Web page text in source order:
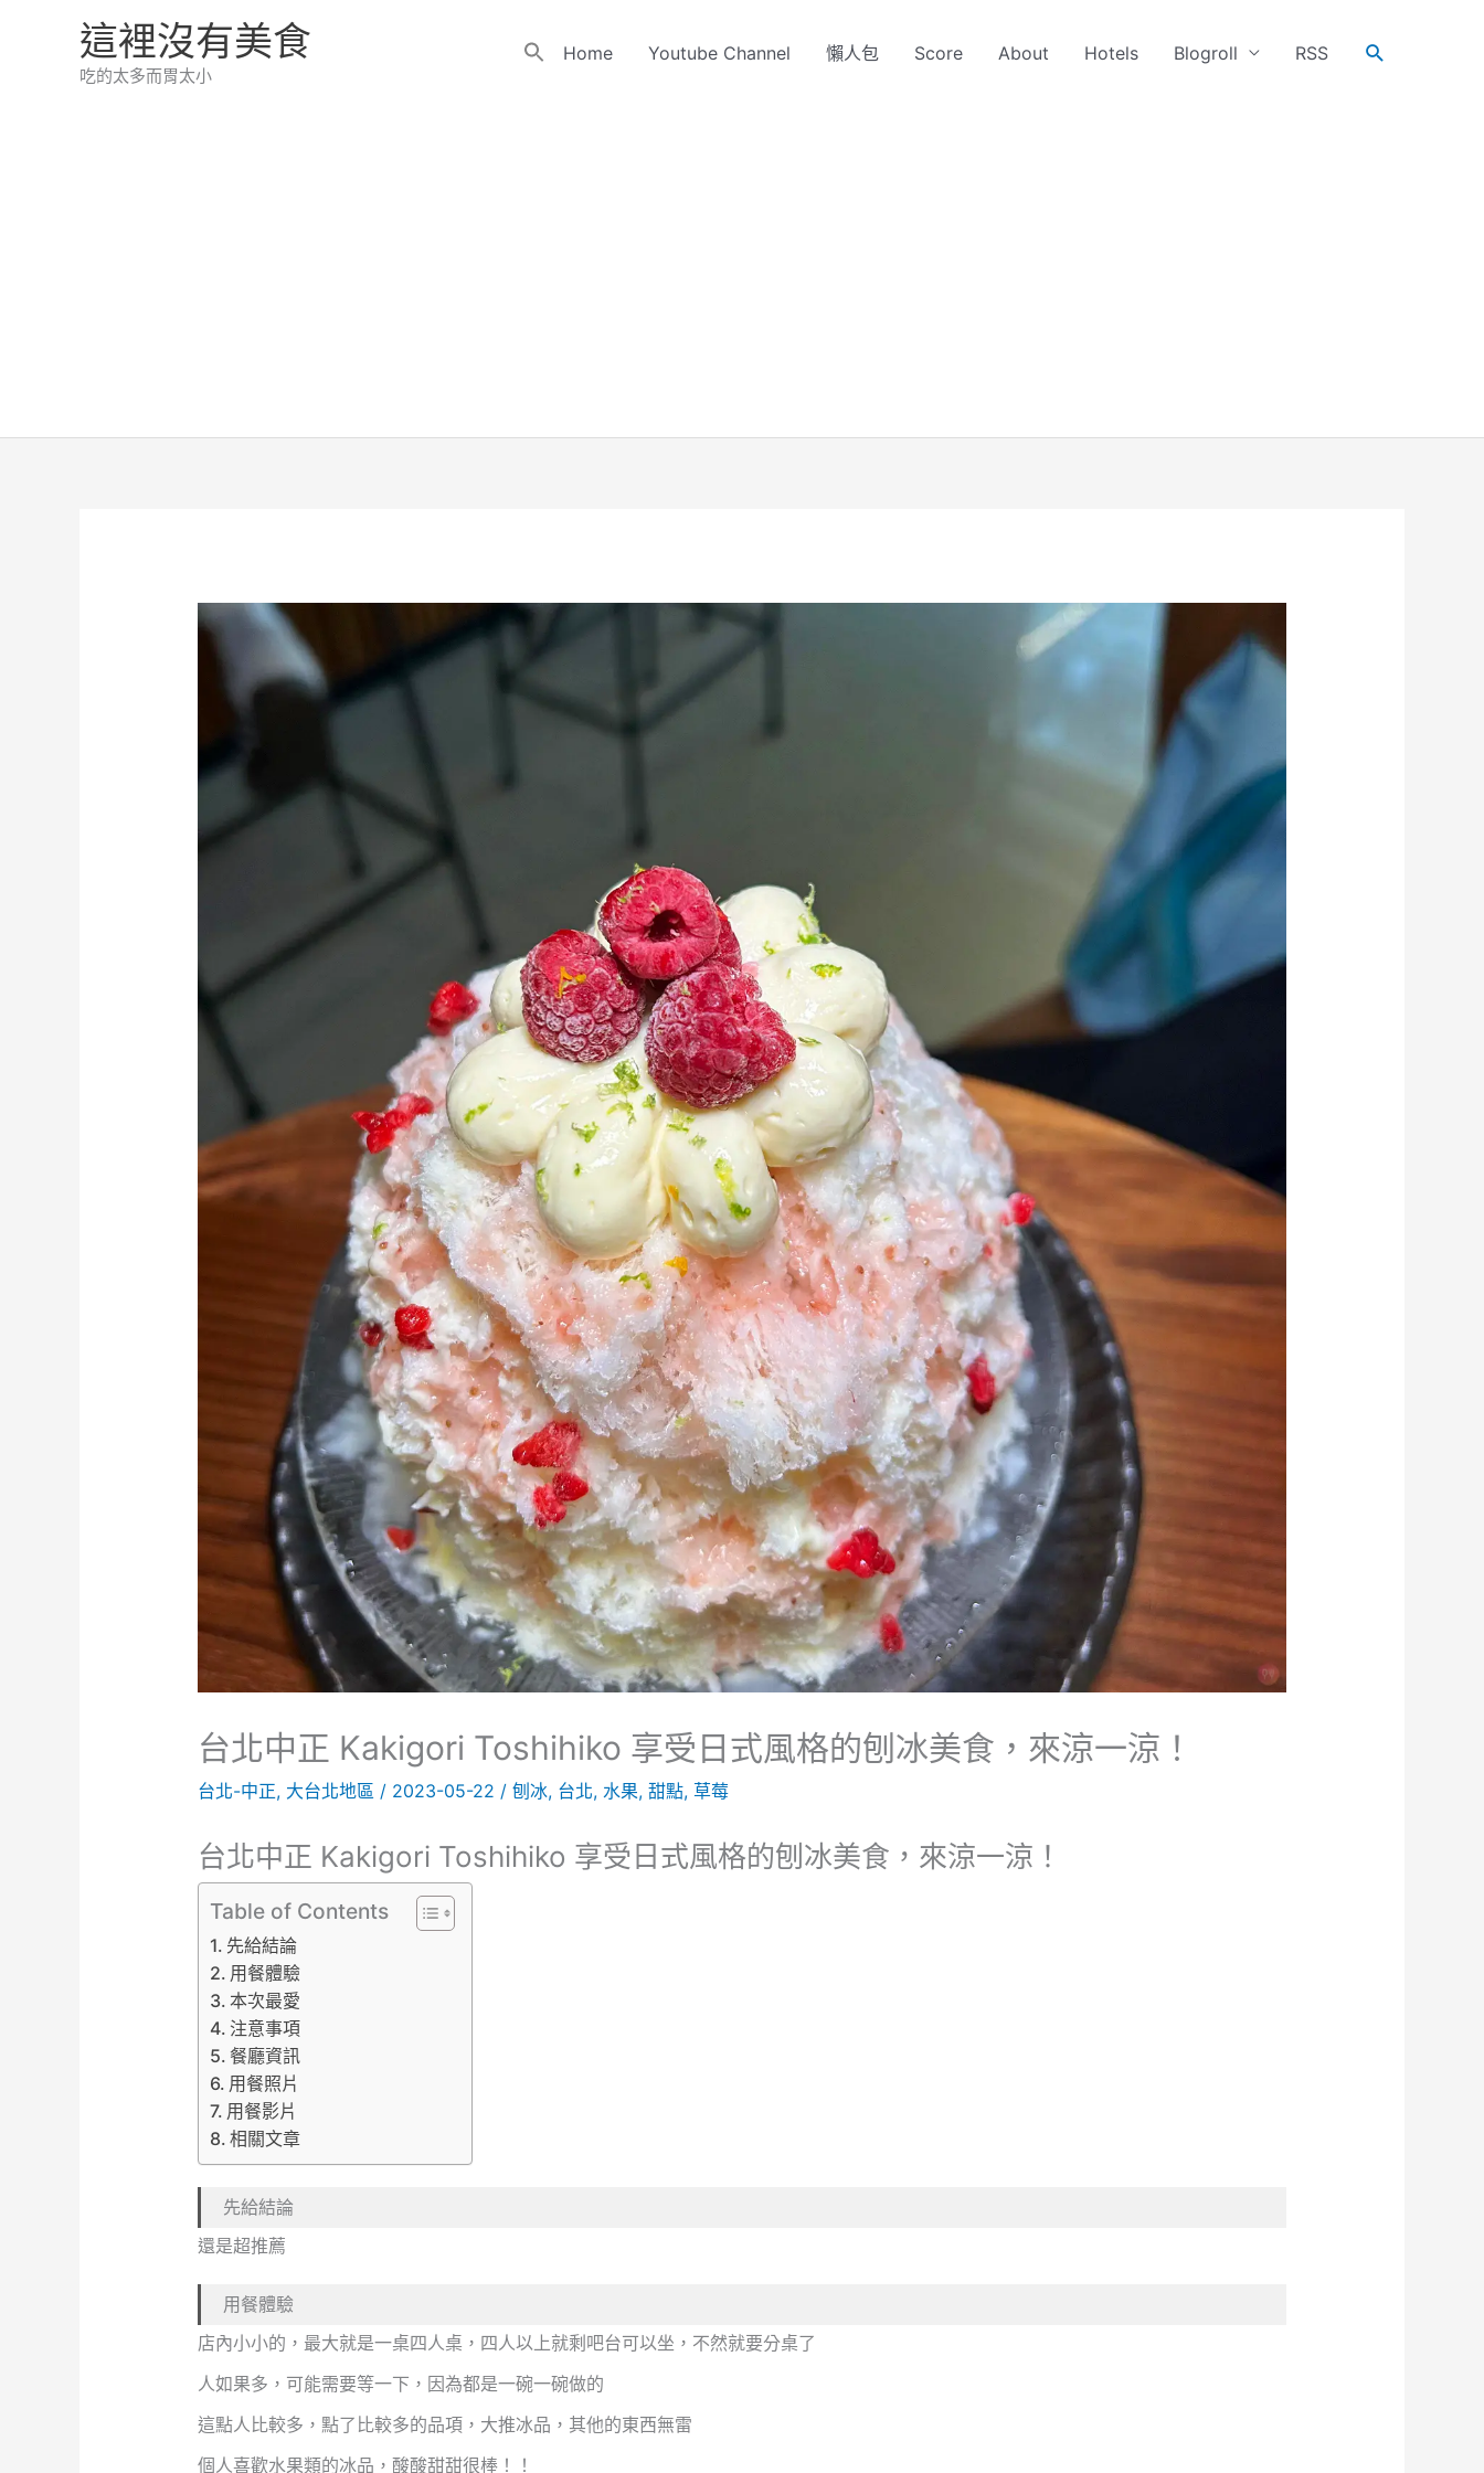
這裡沒有美食
吃的太多而胃太小
Home Youtube Channel 懶人包 Score About Hotels Blogroll RSS
搜
台北中正 Kakigori Toshihiko 享受日式風格的刨冰美食，來涼一涼！
台北-中正, 大台北地區 / 2023-05-22 / 刨冰, 台北, 水果, 甜點, 草莓
台北中正 Kakigori Toshihiko 享受日式風格的刨冰美食，來涼一涼！
Table of Contents
先給結論
用餐體驗
本次最愛
注意事項
餐廳資訊
用餐照片
用餐影片
相關文章
先給結論
還是超推薦
用餐體驗
店內小小的，最大就是一桌四人桌，四人以上就剩吧台可以坐，不然就要分桌了
人如果多，可能需要等一下，因為都是一碗一碗做的
這點人比較多，點了比較多的品項，大推冰品，其他的東西無雷
個人喜歡水果類的冰品，酸酸甜甜很棒！！